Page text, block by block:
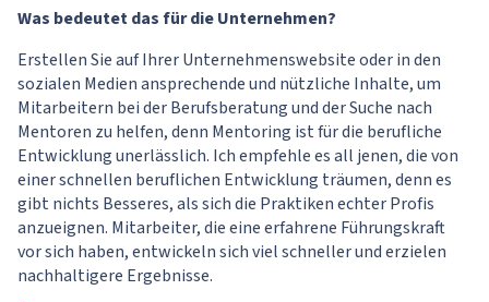
Was bedeutet das für die Unternehmen?
Erstellen Sie auf Ihrer Unternehmenswebsite oder in den
sozialen Medien ansprechende und nützliche Inhalte, um
Mitarbeitern bei der Berufsberatung und der Suche nach
Mentoren zu helfen, denn Mentoring ist für die berufliche
Entwicklung unerlässlich. Ich empfehle es all jenen, die von
einer schnellen beruflichen Entwicklung träumen, denn es
gibt nichts Besseres, als sich die Praktiken echter Profis
anzueignen. Mitarbeiter, die eine erfahrene Führungskraft
vor sich haben, entwickeln sich viel schneller und erzielen
nachhaltigere Ergebnisse.